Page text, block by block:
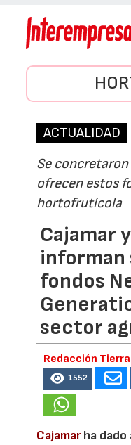
ACTUALIDAD
Se
ofrecen estos
hortofrutícola
Cajamar
informan
fondos
sector
Redacción
1552
Cajamarha dado